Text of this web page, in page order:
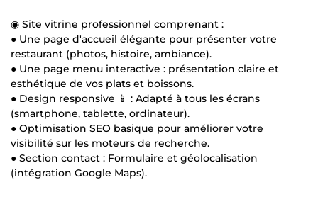
◉ Site vitrine professionnel comprenant :
● Une page d'accueil élégante pour présenter votre
restaurant (photos, histoire, ambiance).
● Une page menu interactive : présentation claire et
esthétique de vos plats et boissons.
● Design responsive 📱 : Adapté à tous les écrans
(smartphone, tablette, ordinateur).
● Optimisation SEO basique pour améliorer votre
visibilité sur les moteurs de recherche.
● Section contact : Formulaire et géolocalisation
(intégration Google Maps).